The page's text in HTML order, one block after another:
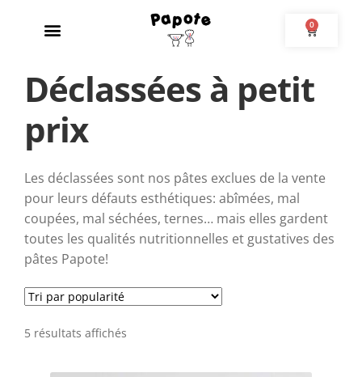
0
Déclassées à petit
prix
Les déclassées sont nos pâtes exclues de la vente
pour leurs défauts esthétiques: abîmées, mal
coupées, mal séchées, ternes… mais elles gardent
toutes les qualités nutritionnelles et gustatives des
pâtes Papote!
5 résultats affichés